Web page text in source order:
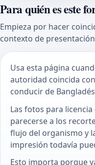
Para quién es este
Empieza por hacer
contexto de
Usa esta página
autoridad coincida
conducir de
Las fotos para
parecerse a los
flujo del organismo y
impresión todavía
Esto importa porque